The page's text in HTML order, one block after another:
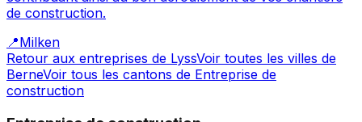
de construction.
📍Milken
Retour aux entreprises de LyssVoir toutes les villes de
BerneVoir tous les cantons de Entreprise de
construction